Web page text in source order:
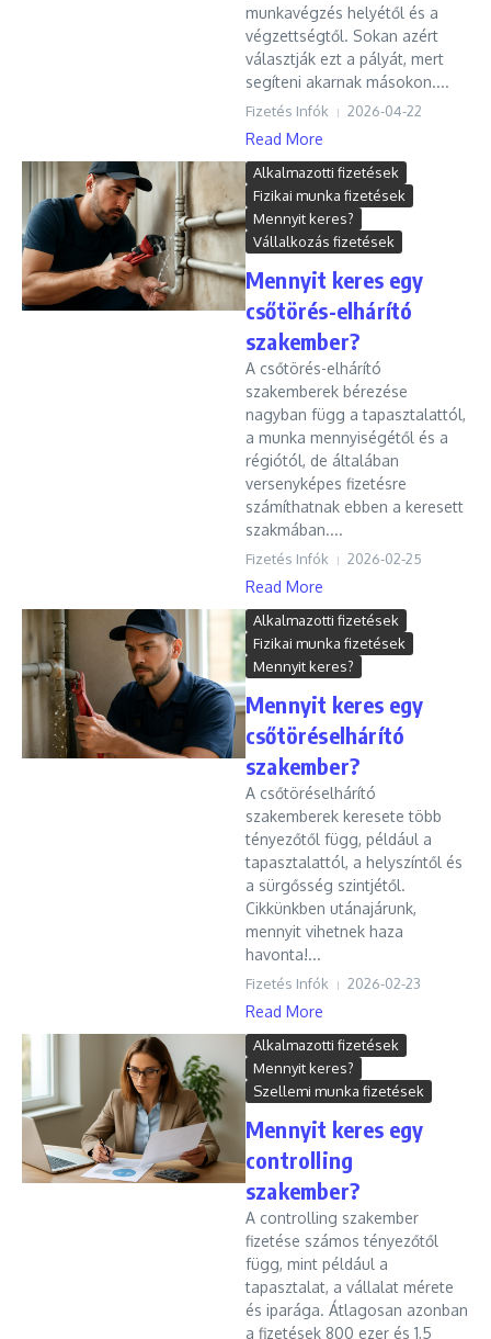
munkavégzés helyétől és a
végzettségtől. Sokan azért
választják ezt a pályát, mert
segíteni akarnak másokon....
Fizetés Infók 2026-04-22
Read More
Alkalmazotti fizetések
Fizikai munka fizetések
Mennyit keres?
Vállalkozás fizetések
Mennyit keres egy
csőtörés-elhárító
szakember?
A csőtörés-elhárító
szakemberek bérezése
nagyban függ a tapasztalattól,
a munka mennyiségétől és a
régiótól, de általában
versenyképes fizetésre
számíthatnak ebben a keresett
szakmában....
Fizetés Infók 2026-02-25
Read More
Alkalmazotti fizetések
Fizikai munka fizetések
Mennyit keres?
Mennyit keres egy
csőtöréselhárító
szakember?
A csőtöréselhárító
szakemberek keresete több
tényezőtől függ, például a
tapasztalattól, a helyszíntől és
a sürgősség szintjétől.
Cikkünkben utánajárunk,
mennyit vihetnek haza
havonta!...
Fizetés Infók 2026-02-23
Read More
Alkalmazotti fizetések
Mennyit keres?
Szellemi munka fizetések
Mennyit keres egy
controlling
szakember?
A controlling szakember
fizetése számos tényezőtől
függ, mint például a
tapasztalat, a vállalat mérete
és iparága. Átlagosan azonban
a fizetések 800 ezer és 1,5